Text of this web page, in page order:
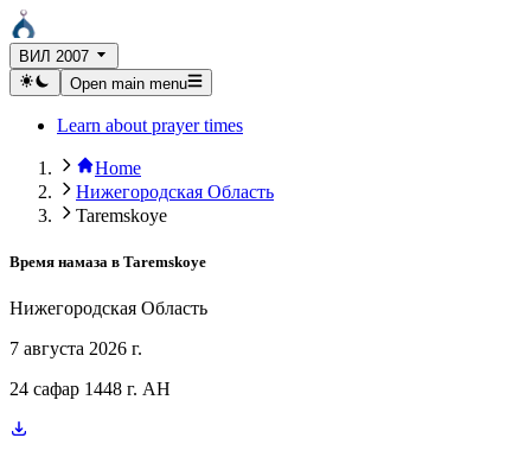
ВИЛ 2007
Open main menu
Learn about prayer times
Home
Нижегородская Область
Taremskoye
Время намаза в Taremskoye
Нижегородская Область
7 августа 2026 г.
24 сафар 1448 г. AH